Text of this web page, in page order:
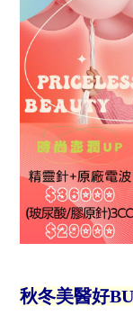
秋冬美醫好